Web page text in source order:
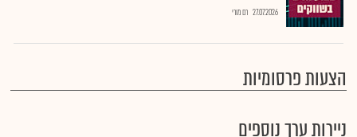
27.07.2026 רם מורי
הצעות פרסומיות
ניירות ערך נוספים